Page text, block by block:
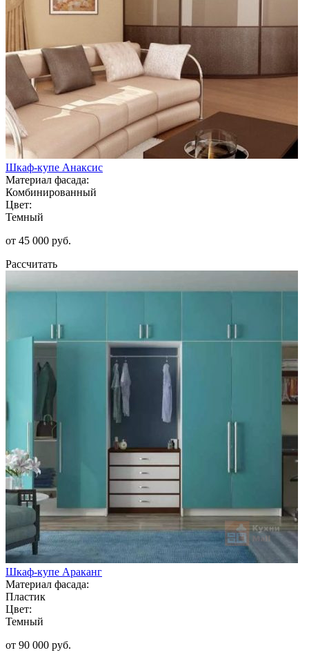
Шкаф-купе Анаксис
Материал фасада:
Комбинированный
Цвет:
Темный
от 45 000 руб.
Рассчитать
Шкаф-купе Араканг
Материал фасада:
Пластик
Цвет:
Темный
от 90 000 руб.